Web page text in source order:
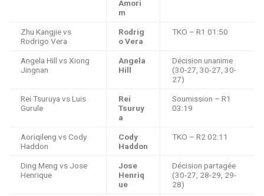
Amori
m
Zhu Kangjie vs
Rodrigo Vera
Rodrig
o Vera
TKO – R1 01:50
Angela Hill vs Xiong
Jingnan
Angela
Hill
Décision unanime
(30-27, 30-27, 30-
27)
Rei Tsuruya vs Luis
Gurule
Rei
Tsuruy
a
Soumission – R1
03:19
Aoriqileng vs Cody
Haddon
Cody
Haddon
TKO – R2 02:11
Ding Meng vs Jose
Henrique
Jose
Henriq
ue
Décision partagée
(30-27, 28-29, 29-
28)